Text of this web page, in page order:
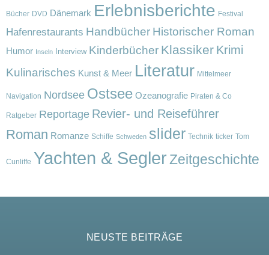
Bücher DVD Dänemark Erlebnisberichte Festival
Hafenrestaurants Handbücher Historischer Roman
Humor Inseln Interview Kinderbücher Klassiker Krimi
Kulinarisches Kunst & Meer Literatur Mittelmeer
Navigation Nordsee Ostsee Ozeanografie Piraten & Co
Ratgeber Reportage Revier- und Reiseführer
Roman Romanze Schiffe Schweden slider Technik ticker Tom
Cunliffe Yachten & SeglerZeitgeschichte
NEUSTE BEITRÄGE